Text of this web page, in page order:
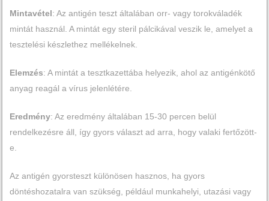
Mintavétel: Az antigén teszt általában orr- vagy torokváladék
mintát használ. A mintát egy steril pálcikával veszik le, amelyet a
tesztelési készlethez mellékelnek.
Elemzés: A mintát a tesztkazettába helyezik, ahol az antigénkötő
anyag reagál a vírus jelenlétére.
Eredmény: Az eredmény általában 15-30 percen belül
rendelkezésre áll, így gyors választ ad arra, hogy valaki fertőzött-
e.
Az antigén gyorsteszt különösen hasznos, ha gyors
döntéshozatalra van szükség, például munkahelyi, utazási vagy